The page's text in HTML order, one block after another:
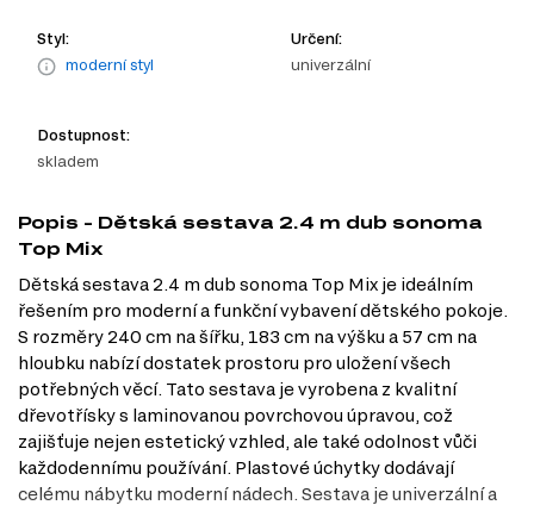
Styl:
moderní styl
Určení:
univerzální
Dostupnost:
skladem
Popis - Dětská sestava 2.4 m dub sonoma
Top Mix
Dětská sestava 2.4 m dub sonoma Top Mix je ideálním
řešením pro moderní a funkční vybavení dětského pokoje.
S rozměry 240 cm na šířku, 183 cm na výšku a 57 cm na
hloubku nabízí dostatek prostoru pro uložení všech
potřebných věcí. Tato sestava je vyrobena z kvalitní
dřevotřísky s laminovanou povrchovou úpravou, což
zajišťuje nejen estetický vzhled, ale také odolnost vůči
každodennímu používání. Plastové úchytky dodávají
celému nábytku moderní nádech. Sestava je univerzální a